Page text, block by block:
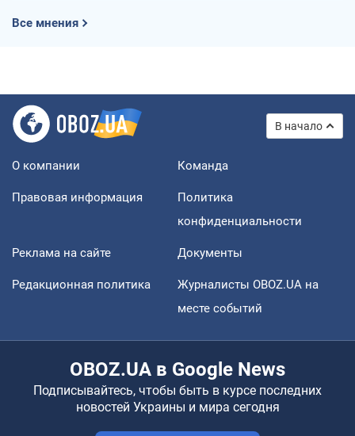
Все мнения
В начало
О компании Команда
Правовая информация
Политика
конфиденциальности
Реклама на сайте Документы
Редакционная политика
Журналисты OBOZ.UA на
месте событий
OBOZ.UA в Google News
Подписывайтесь, чтобы быть в курсе последних
новостей Украины и мира сегодня